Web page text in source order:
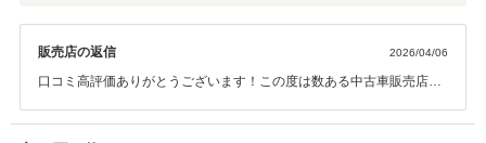
販売店の返信 2026/04/06
口コミ高評価ありがとうございます！この度は数ある中古車販売店の
安全運転で良いジムニーライフをお過ごしください(*^^*)ジムニーは